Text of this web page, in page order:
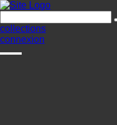
collections
connexion